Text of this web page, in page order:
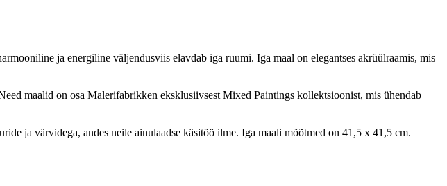
ja energiline väljendusviis elavdab iga ruumi. Iga maal on elegantses akrüülraamis, mis
maalid on osa Malerifabrikken eksklusiivsest Mixed Paintings kollektsioonist, mis ühendab
ja värvidega, andes neile ainulaadse käsitöö ilme. Iga maali mõõtmed on 41,5 x 41,5 cm.